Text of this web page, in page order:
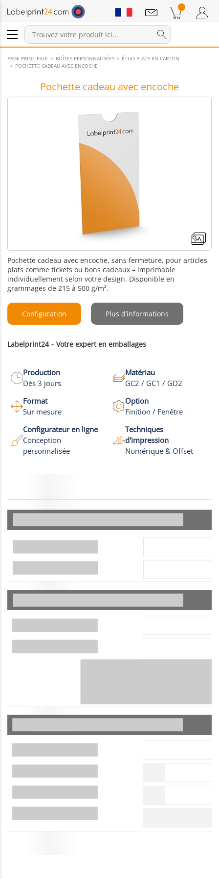
Connexion / Inscription
Produits dans le panier
Annonces
PAGE PRINCIPALE BOÎTES PERSONNALISÉES
ÉTUIS PLATS EN CARTON
POCHETTE CADEAU AVEC ENCOCHE
Pochette cadeau avec encoche
Pochette cadeau avec encoche, sans fermeture, pour articles
plats comme tickets ou bons cadeaux – imprimable
individuellement selon votre design. Disponible en
grammages de 215 à 500 g/m².
Configuration Plus d’informations
Labelprint24 – Votre expert en emballages
Production
Dès 3 jours
Matériau
GC2 / GC1 / GD2
Format
Sur mesure
Option
Finition / Fenêtre
Configurateur en ligne
Conception
personnalisée
Techniques
d'impression
Numérique & Offset